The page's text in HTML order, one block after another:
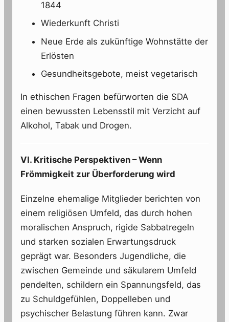
1844
Wiederkunft Christi
Neue Erde als zukünftige Wohnstätte der
Erlösten
Gesundheitsgebote, meist vegetarisch
In ethischen Fragen befürworten die SDA
einen bewussten Lebensstil mit Verzicht auf
Alkohol, Tabak und Drogen.
VI. Kritische Perspektiven – Wenn
Frömmigkeit zur Überforderung wird
Einzelne ehemalige Mitglieder berichten von
einem religiösen Umfeld, das durch hohen
moralischen Anspruch, rigide Sabbatregeln
und starken sozialen Erwartungsdruck
geprägt war. Besonders Jugendliche, die
zwischen Gemeinde und säkularem Umfeld
pendelten, schildern ein Spannungsfeld, das
zu Schuldgefühlen, Doppelleben und
psychischer Belastung führen kann. Zwar